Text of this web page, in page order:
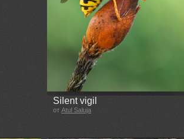
Silent vigil
от Atul Saluja